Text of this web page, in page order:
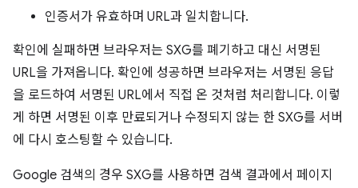
인증서가 유효하며 URL과 일치합니다.
확인에 실패하면 브라우저는 SXG를 폐기하고 대신 서명된
URL을 가져옵니다. 확인에 성공하면 브라우저는 서명된 응답
을 로드하여 서명된 URL에서 직접 온 것처럼 처리합니다. 이렇
게 하면 서명된 이후 만료되거나 수정되지 않는 한 SXG를 서버
에 다시 호스팅할 수 있습니다.
Google 검색의 경우 SXG를 사용하면 검색 결과에서 페이지